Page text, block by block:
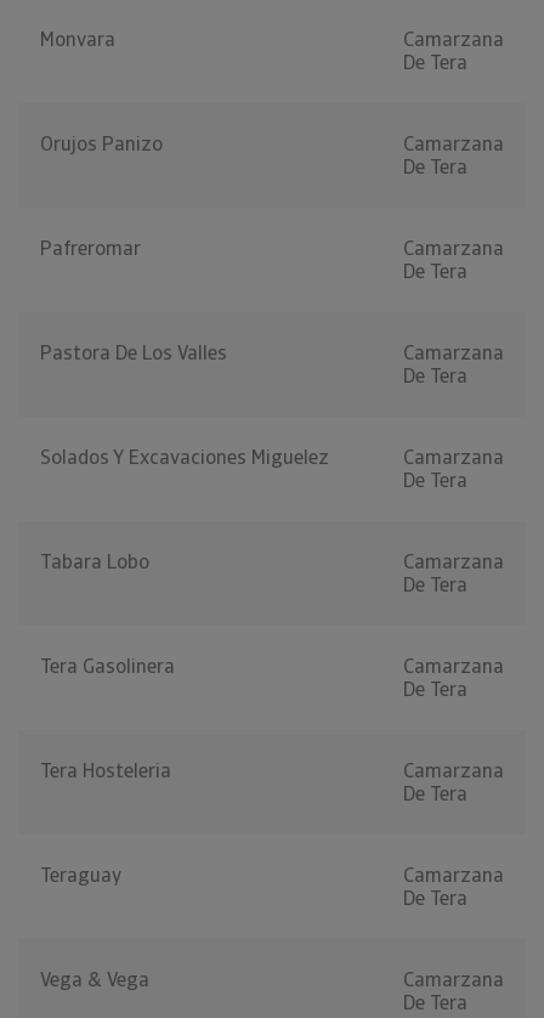
Monvara
Camarzana
De Tera
Orujos Panizo
Camarzana
De Tera
Pafreromar
Camarzana
De Tera
Pastora De Los Valles
Camarzana
De Tera
Solados Y Excavaciones Miguelez
Camarzana
De Tera
Tabara Lobo
Camarzana
De Tera
Tera Gasolinera
Camarzana
De Tera
Tera Hosteleria
Camarzana
De Tera
Teraguay
Camarzana
De Tera
Vega & Vega
Camarzana
De Tera